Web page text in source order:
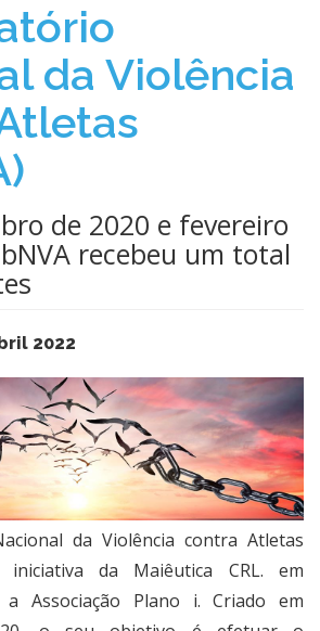
da Violência
de 2020 e fevereiro
recebeu um total
2022
da Violência contra Atletas
da Maiêutica CRL. em
a Associação Plano i. Criado em